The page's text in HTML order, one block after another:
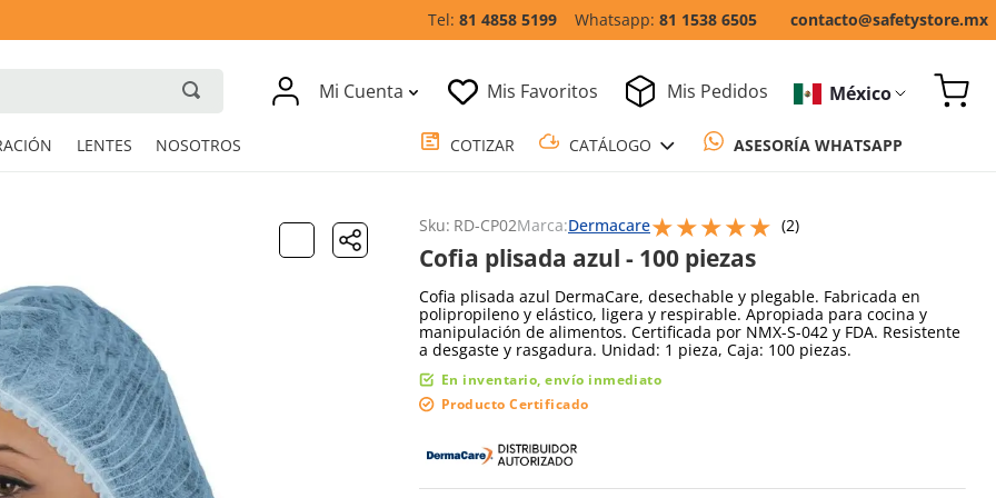
81 4858 5199 81 1538 6505 contacto@safetystore.mx
Mi Cuenta Mis Favoritos Mis Pedidos México
Sku: RD-CP02Marca:Dermacare★★★★★ (2)
Escribe un comentario
Cofia plisada azul - 100 piezas
Cofia plisada azul DermaCare, desechable y plegable. Fabricada en
polipropileno y elástico, ligera y respirable. Apropiada para cocina y
manipulación de alimentos. Certificada por NMX-S-042 y FDA. Resistente
a desgaste y rasgadura. Unidad: 1 pieza, Caja: 100 piezas.
En inventario, envío inmediato
Producto Certificado